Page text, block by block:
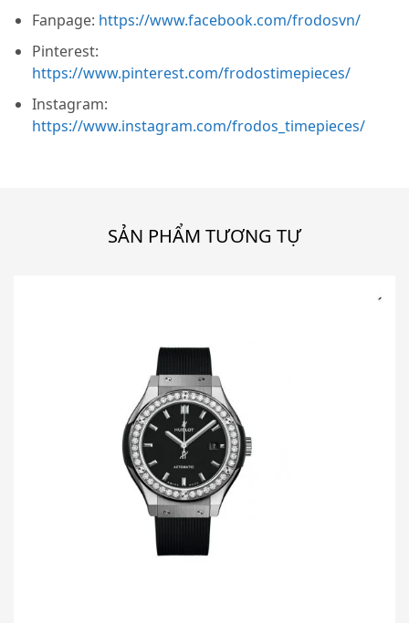
Fanpage: https://www.facebook.com/frodosvn/
Pinterest:
https://www.pinterest.com/frodostimepieces/
Instagram:
https://www.instagram.com/frodos_timepieces/
SẢN PHẨM TƯƠNG TỰ